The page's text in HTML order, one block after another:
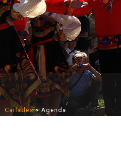
Carlades>Agenda